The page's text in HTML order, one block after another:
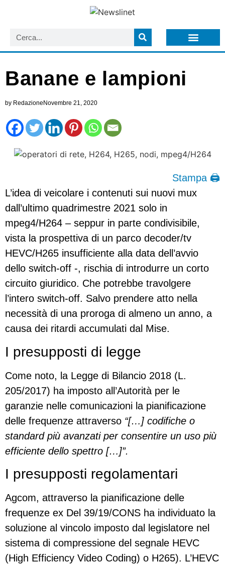
Banane e lampioni
by RedazioneNovembre 21, 2020
Stampa 🖨
L’idea di veicolare i contenuti sui nuovi mux
dall’ultimo quadrimestre 2021 solo in
mpeg4/H264 – seppur in parte condivisibile,
vista la prospettiva di un parco decoder/tv
HEVC/H265 insufficiente alla data dell’avvio
dello switch-off -, rischia di introdurre un corto
circuito giuridico. Che potrebbe travolgere
l’intero switch-off. Salvo prendere atto nella
necessità di una proroga di almeno un anno, a
causa dei ritardi accumulati dal Mise.
I presupposti di legge
Come noto, la Legge di Bilancio 2018 (L.
205/2017) ha imposto all’Autorità per le
garanzie nelle comunicazioni la pianificazione
delle frequenze attraverso “[…] codifiche o
standard più avanzati per consentire un uso più
efficiente dello spettro […]”.
I presupposti regolamentari
Agcom, attraverso la pianificazione delle
frequenze ex Del 39/19/CONS ha individuato la
soluzione al vincolo imposto dal legislatore nel
sistema di compressione del segnale HEVC
(High Efficiency Video Coding) o H265). L’HEVC